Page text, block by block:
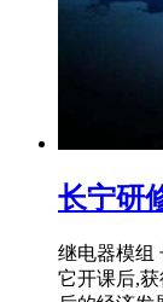
长宁研
继电器模组
它开课后,